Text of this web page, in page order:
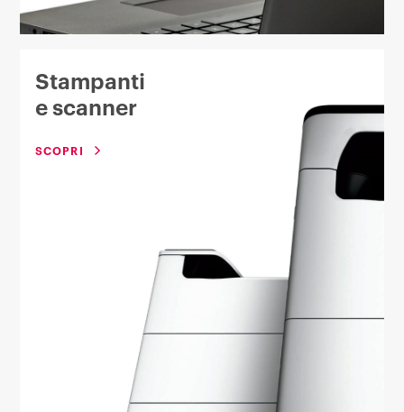
Stampanti
e scanner
SCOPRI